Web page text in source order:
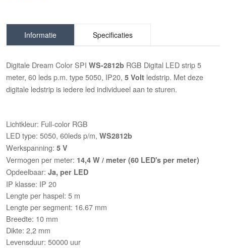
Informatie Specificaties
Digitale Dream Color SPIWS-2812b RGB Digital LED strip 5
meter, 60 leds p.m. type 5050, IP20,5 Volt ledstrip. Met deze
digitale ledstrip is iedere led individueel aan te sturen.
Lichtkleur: Full-color RGB
LED type: 5050, 60leds p/m,WS2812b
Werkspanning:5 V
Vermogen per meter: 14,4 W / meter (60 LED's per meter)
Opdeelbaar: Ja, per LED
IP klasse: IP 20
Lengte per haspel: 5 m
Lengte per segment: 16.67 mm
Breedte: 10 mm
Dikte: 2,2 mm
Levensduur: 50000 uur